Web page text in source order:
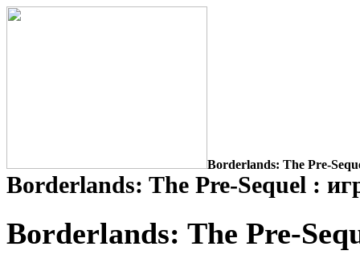
Borderlands: The Pre-
Borderlands: The Pre-Sequel :
Borderlands: The Pre-